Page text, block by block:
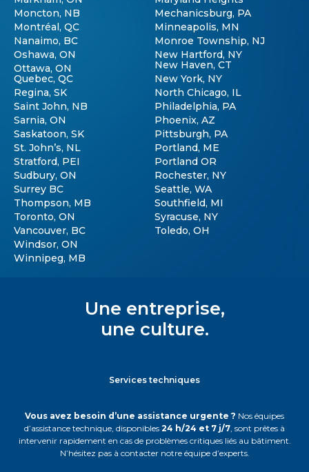
Une entreprise,
une culture.
Services techniques
Vous avez besoin d’une assistance urgente ? Nos équipes
d’assistance technique, disponibles 24 h/24 et 7 j/7, sont prêtes à
intervenir rapidement en cas de problèmes critiques liés au bâtiment.
N’hésitez pas à contacter notre équipe d’experts.
Moncton, NB
Montréal, QC
Nanaimo, BC
Oshawa, ON
Ottawa, ON
Quebec, QC
Regina, SK
Saint John, NB
Sarnia, ON
Saskatoon, SK
St. John’s, NL
Stratford, PEI
Sudbury, ON
Surrey BC
Thompson, MB
Toronto, ON
Vancouver, BC
Windsor, ON
Winnipeg, MB
Mechanicsburg, PA
Minneapolis, MN
Monroe Township, NJ
New Hartford, NY
New Haven, CT
New York, NY
North Chicago, IL
Philadelphia, PA
Phoenix, AZ
Pittsburgh, PA
Portland, ME
Portland OR
Rochester, NY
Seattle, WA
Southfield, MI
Syracuse, NY
Toledo, OH